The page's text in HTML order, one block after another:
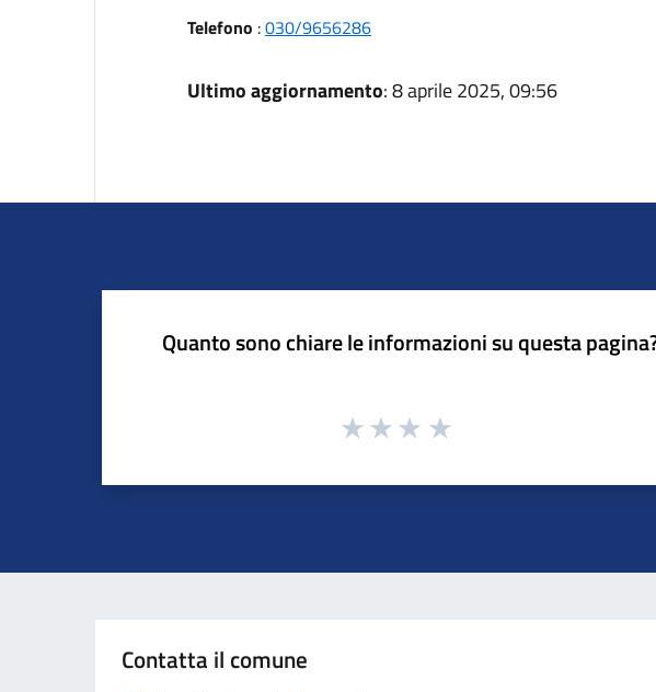
Telefono :030/9656286
Ultimo aggiornamento: 8 aprile 2025, 09:56
Quanto sono chiare le informazioni su questa
Contatta il comune